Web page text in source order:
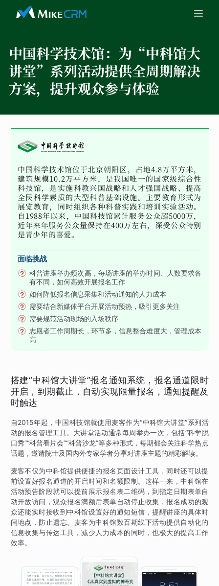
中国科学技术馆： 为“中科馆大
讲堂”系列活动提供全周期解决
方案，提升观众参与体验
中国科学技术馆位于北京朝阳区，占地4.8万平方米，
建筑规模10.2万平方米，是我国唯一的国家级综合性
科技馆，是实施科教兴国战略和人才强国战略、提高
全民科学素质的大型科普基础设施。主要教育形式为
展览教育，同时组织各种科普实践和培训实验活动。
自1988年以来，中国科技馆累计服务公众超5000万，
近年来年服务公众量保持在400万左右，深受公众特别
是青少年的喜爱。
面临挑战
科普讲座举办频次高，每场讲座的举办时间、人数要求各
有不同，如何高效开展报名工作
如何降低报名信息采集和活动通知的人力成本
需要结合新媒体平台开展活动预热，吸引更多关注
需要规范活动现场的入场秩序
志愿者工作周期长，环节多，信息整合难度大，管理成本
高
搭建“中科馆大讲堂”报名通知系统，报名通道限时
开启，到期截止，自动实现限量报名，通知提醒及
时触达
自2015年起，中国科技馆就使用麦客作为“中科馆大讲堂”系列活
动的报名管理工具。大讲堂活动通常每周举办一次，包括“科学脱
口秀”“科普看片会”“科普沙龙”等多种形式，每期都会关注科学热点
话题，邀请院士及国内外专家学者分享对讲座主题的精彩解读。
麦客不仅为中科馆提供便捷的报名页面设计工具，同时还可以提
前设置好报名通道的开启时间和名额限制。这样一来，中科馆在
活动预告阶段就可以提前展示报名表二维码，到指定日期表单自
动开放访问，观众报名满额后表单自动停止收集，报名成功的观
众还能实时接收到中科馆设置好的通知短信，提醒讲座的具体时
间地点，防止遗忘。麦客为中科馆数百期线下活动提供自动化的
信息收集与传达工具，减少人力成本的同时，也极大的提高工作
效率。